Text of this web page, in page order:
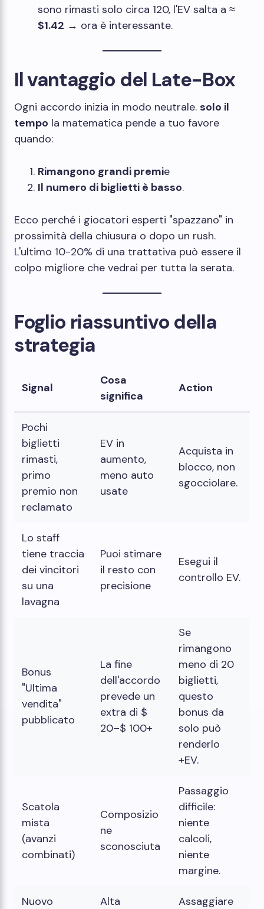
sono rimasti solo circa 120, l'EV salta a ≈
$1.42 → ora è interessante.
Il vantaggio del Late-Box
Ogni accordo inizia in modo neutrale. solo il
tempo la matematica pende a tuo favore
quando:
Rimangono grandi premie
Il numero di biglietti è basso.
Ecco perché i giocatori esperti "spazzano" in
prossimità della chiusura o dopo un rush.
L'ultimo 10-20% di una trattativa può essere il
colpo migliore che vedrai per tutta la serata.
Foglio riassuntivo della
strategia
Signal
Cosa
significa
Action
Pochi
biglietti
rimasti,
primo
premio non
reclamato
EV in
aumento,
meno auto
usate
Acquista in
blocco, non
sgocciolare.
Lo staff
tiene traccia
dei vincitori
su una
lavagna
Puoi stimare
il resto con
precisione
Esegui il
controllo EV.
Bonus
"Ultima
vendita"
pubblicato
La fine
dell'accordo
prevede un
extra di $
20–$ 100+
Se
rimangono
meno di 20
biglietti,
questo
bonus da
solo può
renderlo
+EV.
Scatola
mista
(avanzi
combinati)
Composizio
ne
sconosciuta
Passaggio
difficile:
niente
calcoli,
niente
margine.
Nuovo
Alta
Assaggiare